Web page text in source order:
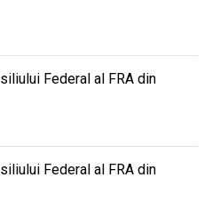
Federal al FRA din
Federal al FRA din